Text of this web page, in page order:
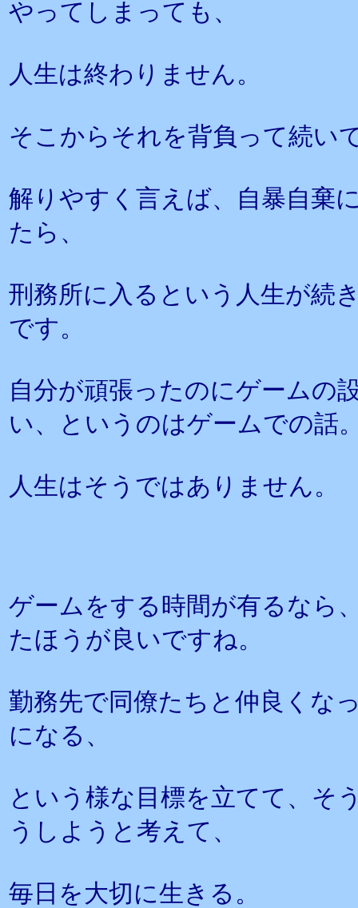
やってしまっても、
人生は終わりません。
そこからそれを背負って続い
解りやすく言えば、自暴自棄
たら、
刑務所に入るという人生が続
です。
自分が頑張ったのにゲームの
い、というのはゲームでの話
人生はそうではありません。
ゲームをする時間が有るなら
たほうが良いですね。
勤務先で同僚たちと仲良くな
になる、
という様な目標を立てて、そ
うしようと考えて、
毎日を大切に生きる。